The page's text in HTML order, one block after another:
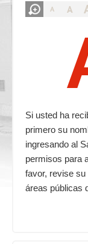
A A
Si usted ha
primero su
ingresando al
permisos para
favor, revise
áreas públicas